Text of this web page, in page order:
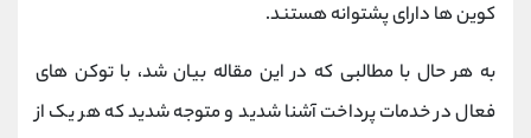
کوین ها دارای پشتوانه هستند.
به هر حال با مطالبی که در این مقاله بیان شد، با توکن های
فعال در خدمات پرداخت آشنا شدید و متوجه شدید که هر یک از